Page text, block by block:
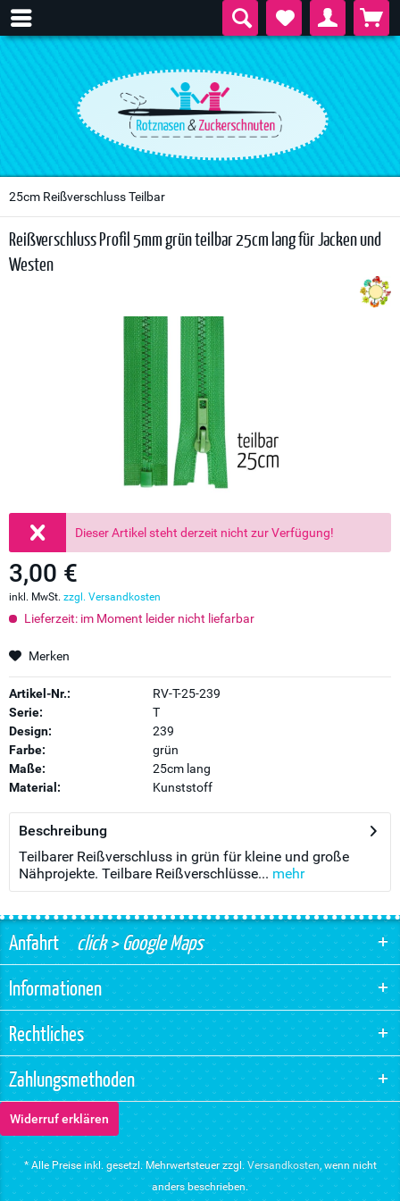
25cm Reißverschluss Teilbar
Reißverschluss Profil 5mm grün teilbar 25cm lang für Jacken und
Westen
Dieser Artikel steht derzeit nicht zur Verfügung!
3,00 €
inkl. MwSt. zzgl. Versandkosten
Lieferzeit: im Moment leider nicht liefarbar
Merken
Artikel-Nr.:
RV-T-25-239
Serie:
T
Design:
239
Farbe:
grün
Maße:
25cm lang
Material:
Kunststoff
Beschreibung
Teilbarer Reißverschluss in grün für kleine und große
Nähprojekte. Teilbare Reißverschlüsse... mehr
Anfahrtclick > Google Maps
Informationen
Rechtliches
Zahlungsmethoden
Widerruf erklären
* Alle Preise inkl. gesetzl. Mehrwertsteuer zzgl. Versandkosten, wenn nicht
anders beschrieben.